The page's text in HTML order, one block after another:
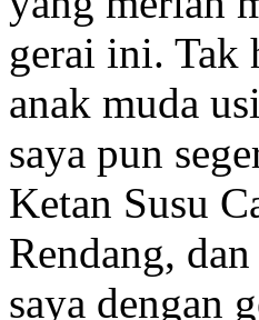
gerai ini. Tak
anak muda
saya pun
Ketan Susu
Rendang,
saya dengan